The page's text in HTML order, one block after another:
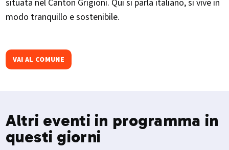
situata nel Canton Grigioni. Qui si parla italiano, si vive in
modo tranquillo e sostenibile.
VAI AL COMUNE
Altri eventi in programma in
questi giorni